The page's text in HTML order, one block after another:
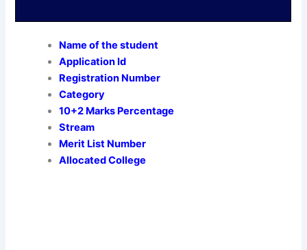
Name of the student
Application Id
Registration Number
Category
10+2 Marks Percentage
Stream
Merit List Number
Allocated College